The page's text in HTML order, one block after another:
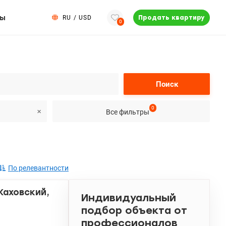
RU / USD
0
Продать квартиру
Поиск
Все фильтры
0
По релевантности
Индивидуальный
подбор объекта от
профессионалов